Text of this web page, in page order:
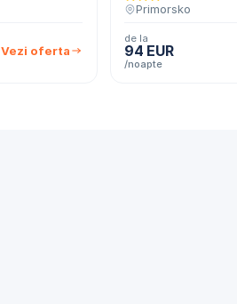
Vezi oferta
Primorsko
de la
94 EUR
/noapte